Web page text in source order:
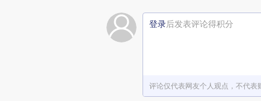
登录后发表评论得积分
评论仅代表网友个人观点，不代表